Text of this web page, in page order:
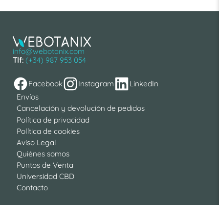
info@webotanix.com
Tlf: (+34) 987 953 054
Facebook Instagram
LinkedIn
Envíos
Cancelación y devolución de pedidos
Política de privacidad
Política de cookies
Aviso Legal
Quiénes somos
Puntos de Venta
Universidad CBD
Contacto